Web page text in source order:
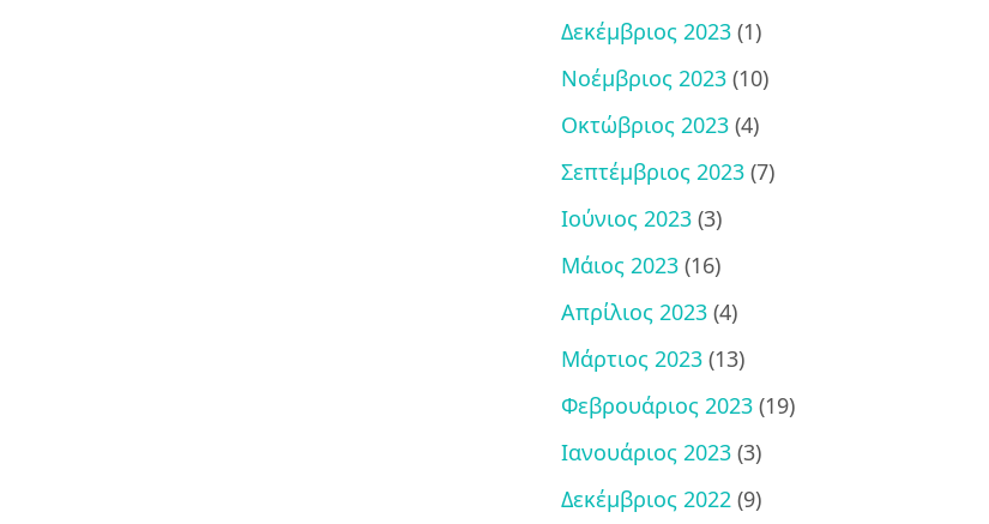
Δεκέμβριος 2023 (1)
Νοέμβριος 2023 (10)
Οκτώβριος 2023 (4)
Σεπτέμβριος 2023 (7)
Ιούνιος 2023 (3)
Μάιος 2023 (16)
Απρίλιος 2023 (4)
Μάρτιος 2023 (13)
Φεβρουάριος 2023 (19)
Ιανουάριος 2023 (3)
Δεκέμβριος 2022 (9)